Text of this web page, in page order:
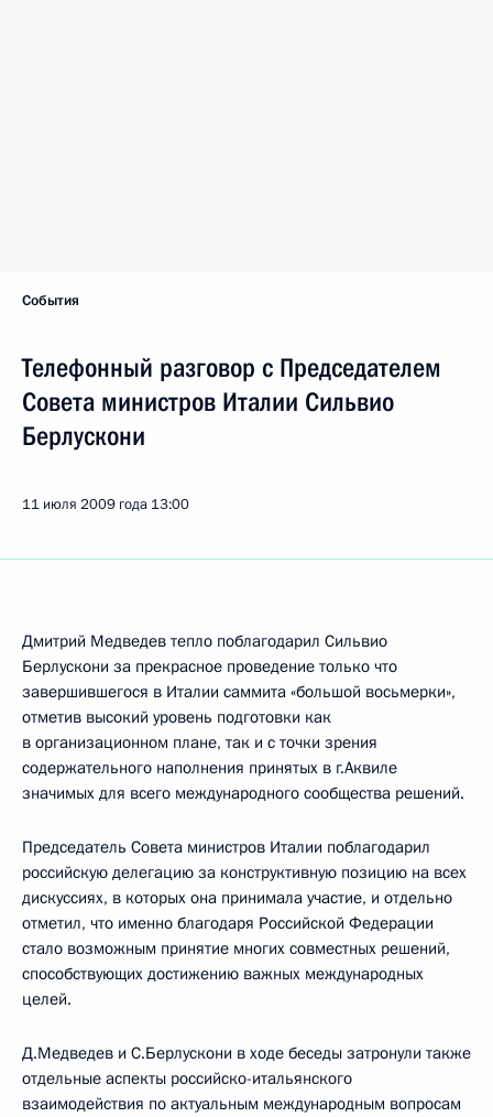
События
Телефонный разговор с Председателем
Совета министров Италии Сильвио
Берлускони
11 июля 2009 года 13:00
Дмитрий Медведев тепло поблагодарил Сильвио
Берлускони за прекрасное проведение только что
завершившегося в Италии саммита «большой восьмерки»,
отметив высокий уровень подготовки как
в организационном плане, так и с точки зрения
содержательного наполнения принятых в г.Аквиле
значимых для всего международного сообщества решений.
Председатель Совета министров Италии поблагодарил
российскую делегацию за конструктивную позицию на всех
дискуссиях, в которых она принимала участие, и отдельно
отметил, что именно благодаря Российской Федерации
стало возможным принятие многих совместных решений,
способствующих достижению важных международных
целей.
Д.Медведев и С.Берлускони в ходе беседы затронули также
отдельные аспекты российско-итальянского
взаимодействия по актуальным международным вопросам